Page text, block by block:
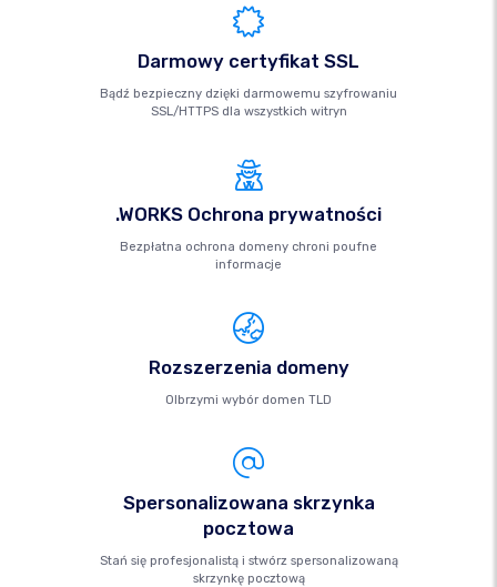
Darmowy certyfikat SSL
Bądź bezpieczny dzięki darmowemu szyfrowaniu
SSL/HTTPS dla wszystkich witryn
.WORKS Ochrona prywatności
Bezpłatna ochrona domeny chroni poufne
informacje
Rozszerzenia domeny
Olbrzymi wybór domen TLD
Spersonalizowana skrzynka
pocztowa
Stań się profesjonalistą i stwórz spersonalizowaną
skrzynkę pocztową